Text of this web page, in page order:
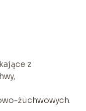
z
żuchwowych.